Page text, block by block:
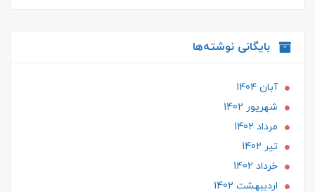
بایگانی نوشته‌ها
آبان 1404
شهریور 1402
مرداد 1402
تير 1402
خرداد 1402
ارديبهشت 1402